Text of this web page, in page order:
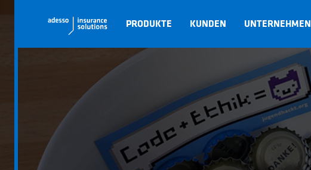
PRODUKTE KUNDEN UNTERNEHMEN